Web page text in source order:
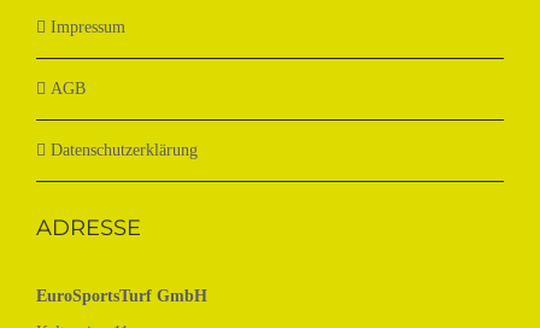
Impressum
AGB
Datenschutzerklärung
ADRESSE
EuroSportsTurf GmbH